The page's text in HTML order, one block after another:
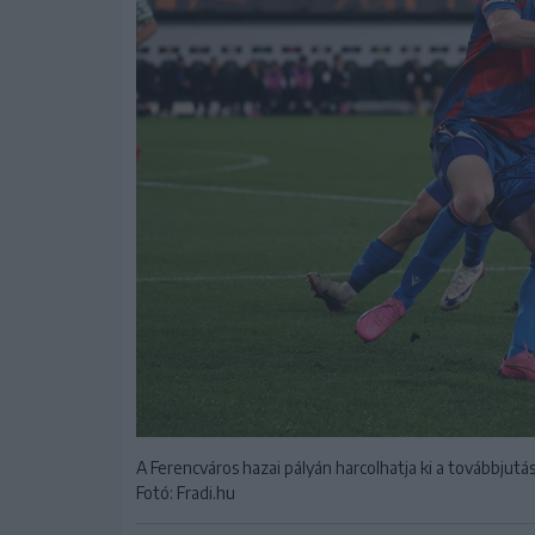
A Ferencváros hazai pályán harcolhatja ki a
Fotó: Fradi.hu